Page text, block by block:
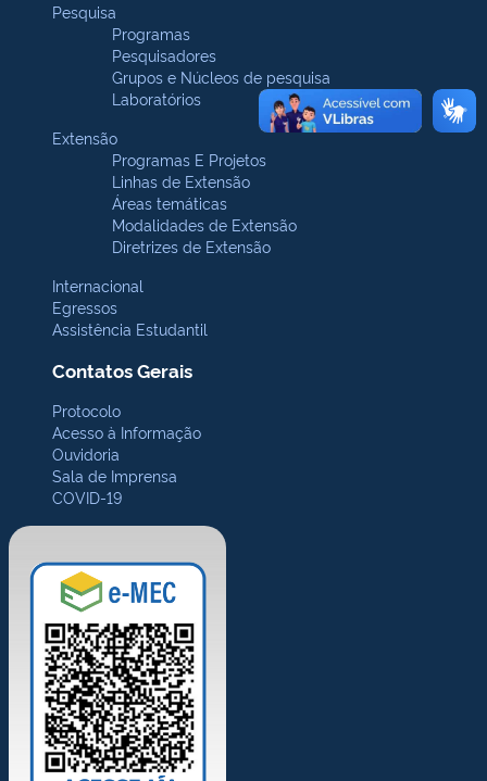
Pesquisa
Programas
Pesquisadores
Grupos e Núcleos de pesquisa
Laboratórios
Extensão
Programas E Projetos
Linhas de Extensão
Áreas temáticas
Modalidades de Extensão
Diretrizes de Extensão
Internacional
Egressos
Assistência Estudantil
Contatos Gerais
Protocolo
Acesso à Informação
Ouvidoria
Sala de Imprensa
COVID-19